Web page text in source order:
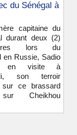
du Sénégal à
capitaine du
durant deux (2)
lors du
en Russie, Sadio
en visite à
son terroir
sur ce brassard
Cheikhou